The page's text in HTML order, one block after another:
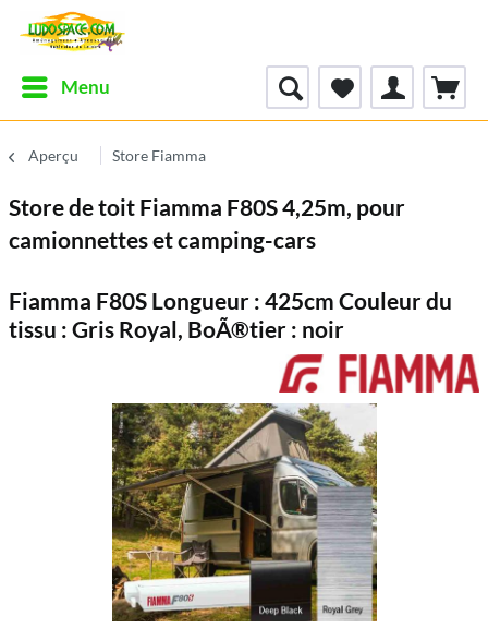
Menu
Aperçu Store Fiamma
Store de toit Fiamma F80S 4,25m, pour
camionnettes et camping-cars
Fiamma F80S Longueur : 425cm Couleur du
tissu : Gris Royal, BoÃ®tier : noir